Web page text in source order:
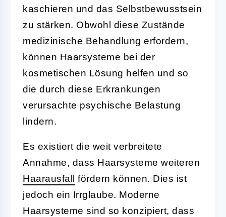
kaschieren und das Selbstbewusstsein
zu stärken. Obwohl diese Zustände
medizinische Behandlung erfordern,
können Haarsysteme bei der
kosmetischen Lösung helfen und so
die durch diese Erkrankungen
verursachte psychische Belastung
lindern.
Es existiert die weit verbreitete
Annahme, dass Haarsysteme weiteren
Haarausfall
fördern können. Dies ist
jedoch ein Irrglaube. Moderne
Haarsysteme sind so konzipiert, dass